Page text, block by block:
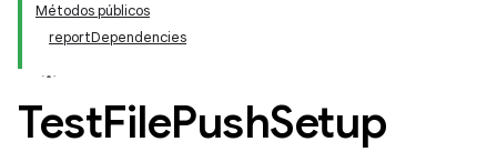
Métodos públicos
reportDependencies
TestFilePushSetup